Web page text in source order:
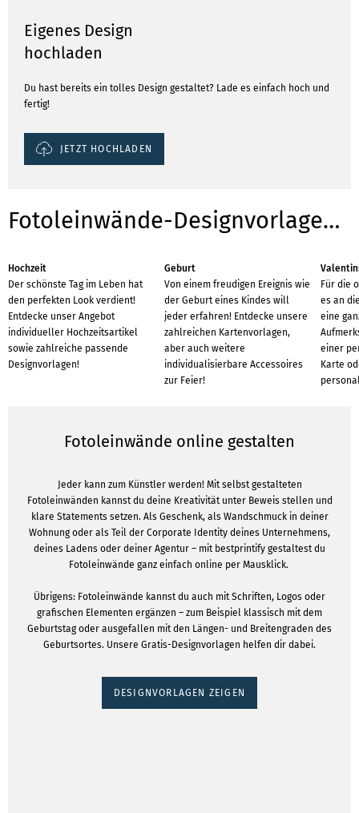
Eigenes Design
hochladen
Du hast bereits ein tolles Design gestaltet? Lade es einfach hoch und
fertig!
JETZT HOCHLADEN
Fotoleinwände-Designvorlagen für Anlässe
Hochzeit
Der schönste Tag im Leben hat
den perfekten Look verdient!
Entdecke unser Angebot
individueller Hochzeitsartikel
sowie zahlreiche passende
Designvorlagen!
Geburt
Von einem freudigen Ereignis wie
der Geburt eines Kindes will
jeder erfahren! Entdecke unsere
zahlreichen Kartenvorlagen,
aber auch weitere
individualisierbare Accessoires
zur Feier!
Für die
es an
eine
einer
Karte
Fotoleinwände online gestalten
Jeder kann zum Künstler werden! Mit selbst gestalteten
Fotoleinwänden kannst du deine Kreativität unter Beweis stellen und
klare Statements setzen. Als Geschenk, als Wandschmuck in deiner
Wohnung oder als Teil der Corporate Identity deines Unternehmens,
deines Ladens oder deiner Agentur – mit bestprintify gestaltest du
Fotoleinwände ganz einfach online per Mausklick.
Übrigens: Fotoleinwände kannst du auch mit Schriften, Logos oder
grafischen Elementen ergänzen – zum Beispiel klassisch mit dem
Geburtstag oder ausgefallen mit den Längen- und Breitengraden des
Geburtsortes. Unsere Gratis-Designvorlagen helfen dir dabei.
DESIGNVORLAGEN ZEIGEN